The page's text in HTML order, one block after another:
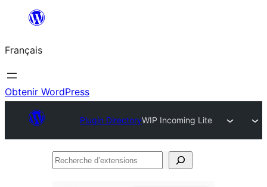
contenu
Français
Obtenir WordPress
Plugin DirectoryWIP Incoming Lite
Recherche